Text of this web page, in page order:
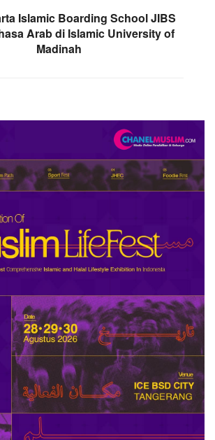
Islamic Boarding School JIBS
Arab di Islamic University of
Madinah